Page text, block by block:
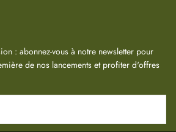
: abonnez-vous à notre newsletter pour
de nos lancements et profiter d'offres